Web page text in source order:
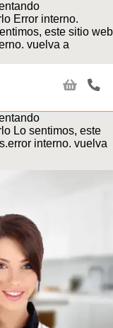
Error interno.
este sitio web
vuelva a
Lo sentimos, este
interno. vuelva